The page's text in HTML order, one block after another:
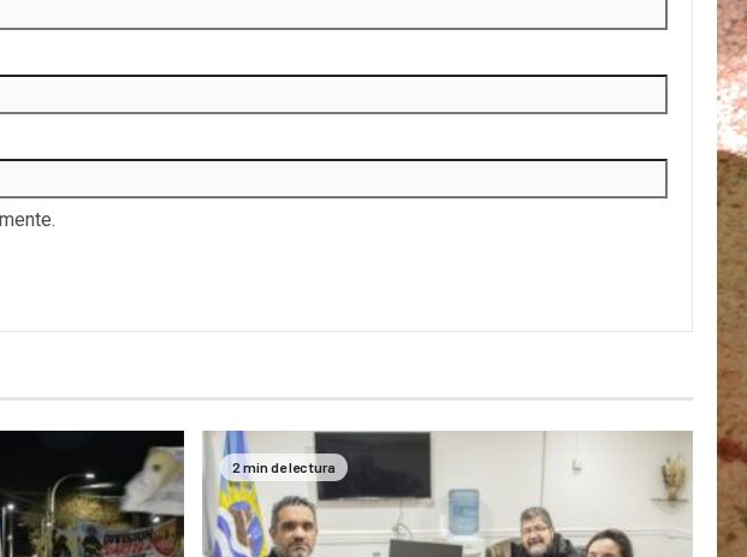
2 min de lectura